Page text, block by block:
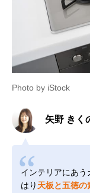
Photo by iStock
矢野 きく
インテリアにあ
はり 天板と五徳の